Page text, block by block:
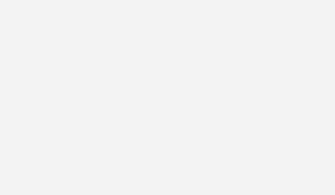
Gebäudetechnik stark verändert, will man
und sich so auch gemeinsam gegenüber
oder neuen Mitbewerbern wehren.
sehen zahlreiche Ansatzpunkte sowohl in der
auch der Zusammenarbeit der Betriebe vor Ort